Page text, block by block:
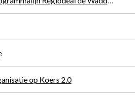
op Koers 2.0